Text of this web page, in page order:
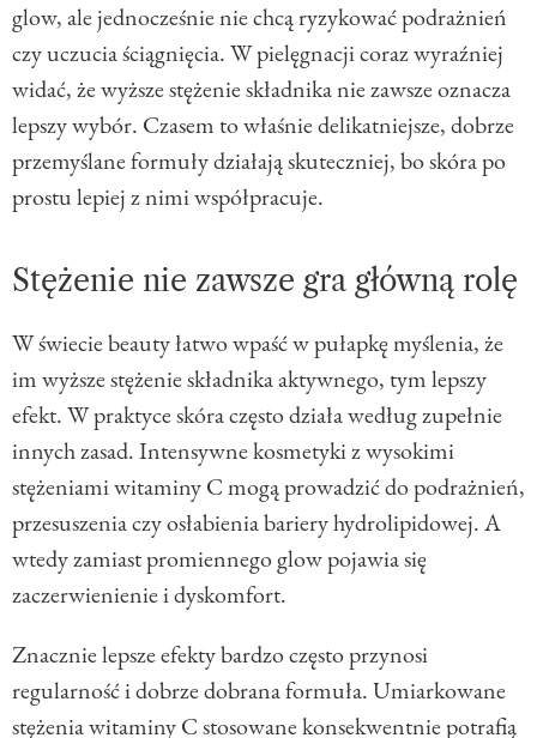
glow, ale jednocześnie nie chcą ryzykować podrażnień
czy uczucia ściągnięcia. W pielęgnacji coraz wyraźniej
widać, że wyższe stężenie składnika nie zawsze oznacza
lepszy wybór. Czasem to właśnie delikatniejsze, dobrze
przemyślane formuły działają skuteczniej, bo skóra po
prostu lepiej z nimi współpracuje.
Stężenie nie zawsze gra główną rolę
W świecie beauty łatwo wpaść w pułapkę myślenia, że
im wyższe stężenie składnika aktywnego, tym lepszy
efekt. W praktyce skóra często działa według zupełnie
innych zasad. Intensywne kosmetyki z wysokimi
stężeniami witaminy C mogą prowadzić do podrażnień,
przesuszenia czy osłabienia bariery hydrolipidowej. A
wtedy zamiast promiennego glow pojawia się
zaczerwienienie i dyskomfort.
Znacznie lepsze efekty bardzo często przynosi
regularność i dobrze dobrana formuła. Umiarkowane
stężenia witaminy C stosowane konsekwentnie potrafią